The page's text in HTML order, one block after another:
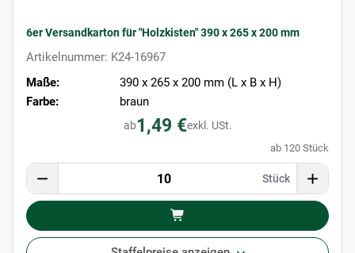
6er Versandkarton für "Holzkisten" 390 x 265 x 200 mm
Artikelnummer: K24-16967
Maße:
390 x 265 x 200 mm (L x B x H)
Farbe:
braun
ab1,49 €exkl. USt.
ab 120 Stück
Stück